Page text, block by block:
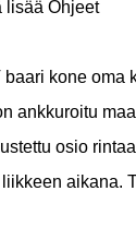
lisää Ohjeet
baari kone oma
ankkuroitu
osio
aikana.